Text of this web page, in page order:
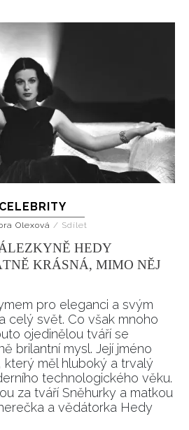
CELEBRITY
Olexová / Sdílet
HEDY
KRÁSNÁ, MIMO NĚJ
pro eleganci a svým
celý svět. Co však mnoho
ojedinělou tváří se
brilantní mysl. Její jméno
měl hluboký a trvalý
technologického věku.
za tváří Sněhurky a matkou
a vědátorka Hedy